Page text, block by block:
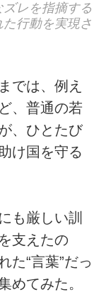
レを指摘する
行動を実現さ
では、例え
、普通の若
、ひとたび
け国を守る
も厳しい訓
支えたの
た“言葉”だっ
めてみた。